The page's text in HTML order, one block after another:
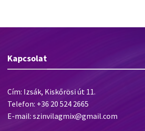
Kapcsolat
Cím: Izsák, Kiskőrösi út 11.
Telefon: +36 20 524 2665
E-mail: szinvilagmix@gmail.com